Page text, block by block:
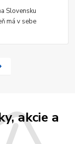
Slovensku
má v sebe
akcie a